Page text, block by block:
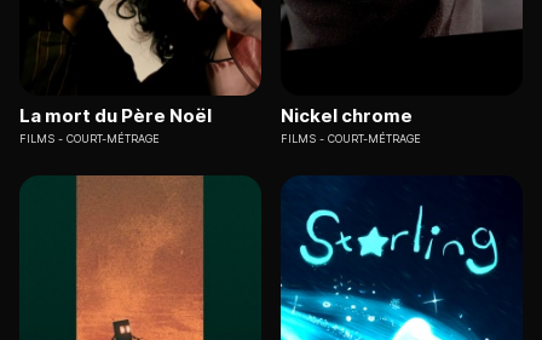
La mort du Père Noël
FILMS COURT-MÉTRAGE
Nickel chrome
FILMS COURT-MÉTRAGE